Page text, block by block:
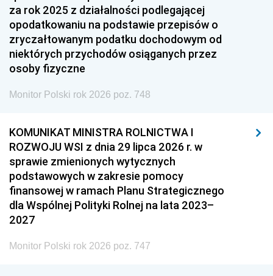
za rok 2025 z działalności podlegającej
opodatkowaniu na podstawie przepisów o
zryczałtowanym podatku dochodowym od
niektórych przychodów osiąganych przez
osoby fizyczne
Monitor Polski rok 2026 poz. 748
KOMUNIKAT MINISTRA ROLNICTWA I
ROZWOJU WSI z dnia 29 lipca 2026 r. w
sprawie zmienionych wytycznych
podstawowych w zakresie pomocy
finansowej w ramach Planu Strategicznego
dla Wspólnej Polityki Rolnej na lata 2023–
2027
Monitor Polski rok 2026 poz. 747